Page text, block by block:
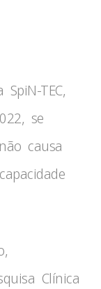
TEC,
se
causa
Clínica